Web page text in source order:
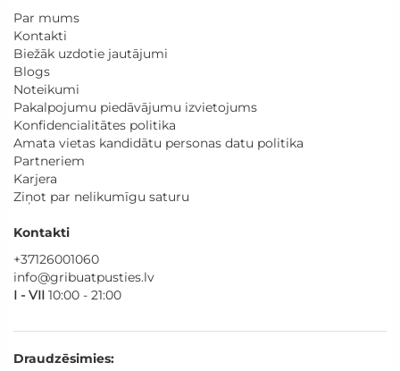
Par mums
Kontakti
Biežāk uzdotie jautājumi
Blogs
Noteikumi
Pakalpojumu piedāvājumu izvietojums
Konfidencialitātes politika
Amata vietas kandidātu personas datu politika
Partneriem
Karjera
Ziņot par nelikumīgu saturu
Kontakti
+37126001060
info@gribuatpusties.lv
I - VII 10:00 - 21:00
Draudzēsimies: